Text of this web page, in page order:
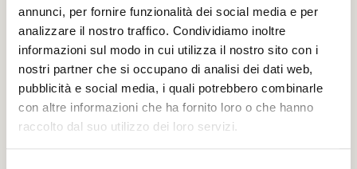
annunci, per fornire funzionalità dei social media e per
analizzare il nostro traffico. Condividiamo inoltre
informazioni sul modo in cui utilizza il nostro sito con i
nostri partner che si occupano di analisi dei dati web,
pubblicità e social media, i quali potrebbero combinarle
con altre informazioni che ha fornito loro o che hanno
raccolto dal suo utilizzo dei loro servizi.